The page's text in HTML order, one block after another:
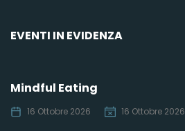
EVENTI IN EVIDENZA
Mindful Eating
16 Ottobre 2026 16 Ottobre 2026